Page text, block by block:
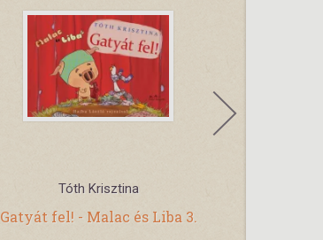
Tóth Krisztina
Gatyát fel! - Malac és Liba 3.